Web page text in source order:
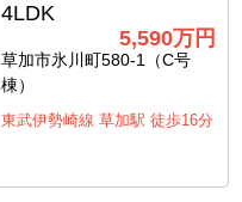
4LDK
5,590万円
草加市氷川町580-1（C号
棟）
東武伊勢崎線 草加駅 徒歩16分